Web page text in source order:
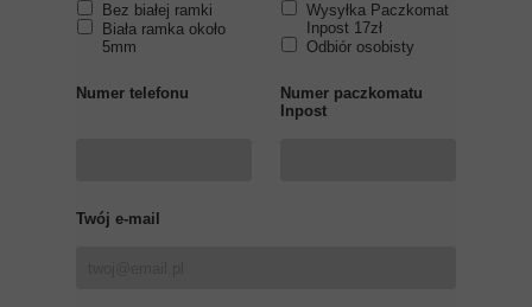
Bez białej ramki
Biała ramka około
5mm
Wysyłka Paczkomat
Inpost 17zł
Odbiór osobisty
Numer telefonu
Numer paczkomatu
Inpost
Twój e-mail